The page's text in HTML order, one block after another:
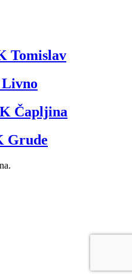
Tomislav
Čapljina
Grude